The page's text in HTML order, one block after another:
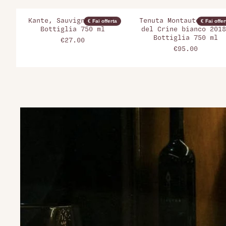
€ Fai offerta
Kante, Sauvignon 2022,
Bottiglia 750 ml
€27.00
€ Fai
Tenuta Montauto,
del Crine bianco
Bottiglia 750 ml
€95.00